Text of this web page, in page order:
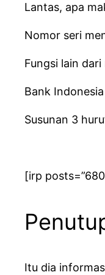
Lantas, apa
Nomor seri
Fungsi lain
Bank
Susunan 3
[irp
Itu dia